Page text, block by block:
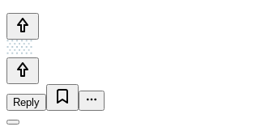
Reply